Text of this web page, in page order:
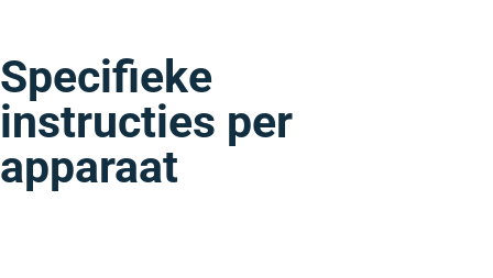
Specifieke
instructies per
apparaat